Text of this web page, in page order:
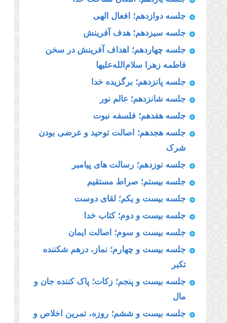
جلسه دوازدهم؛ افعال الهی
جلسه سیزدهم؛ هدف آفرینش
جلسه چهاردهم؛ اهداف آفرینش در سخن
فاطمه زهرا‌ سلام‌الله‌علیها
جلسه پانزدهم؛ برگزیده خدا
جلسه شانزدهم؛ عالم نور
جلسه هفدهم؛ فلسفه نبوت
جلسه هجدهم؛ اصالت توحید و عرضی بودن
شرک
جلسه نوزدهم؛ رسالت های پیامبر
جلسه بیستم؛ صراط مستقیم
جلسه بیست و یکم؛ لقای دوست
جلسه بیست و دوم؛ کتاب خدا
جلسه بیست و سوم؛ اصالت ایمان
جلسه بیست و چهارم؛ نماز، درهم شکننده
تکبر
جلسه بیست و پنجم؛ زکات؛ پاک کننده جان و
مال
جلسه بیست و ششم؛ روزه، تمرین اخلاص و